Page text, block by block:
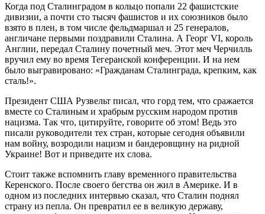
Когда под Сталинградом в кольцо попали 22 фашистские
дивизии, а почти сто тысяч фашистов и их союзников было
взято в плен, в том числе фельдмаршал и 25 генералов,
англичане первыми поздравили Сталина. А Георг VI, король
Англии, передал Сталину почетный меч. Этот меч Черчилль
вручил ему во время Тегеранской конференции. И на нем
было выгравировано: «Гражданам Сталинграда, крепким, как
сталь!».
Президент США Рузвельт писал, что горд тем, что сражается
вместе со Сталиным и храбрым русским народом против
нацизма. Так что, цитируйте, говорите об этом! Ведь это
писали руководители тех стран, которые сегодня объявили
нам войну, возродили нацизм и бандеровщину на ридной
Украине! Вот и приведите их слова.
Стоит также вспомнить главу временного правительства
Керенского. После своего бегства он жил в Америке. И в
одном из последних интервью сказал, что Сталин поднял
страну из пепла. Он превратил ее в великую державу,